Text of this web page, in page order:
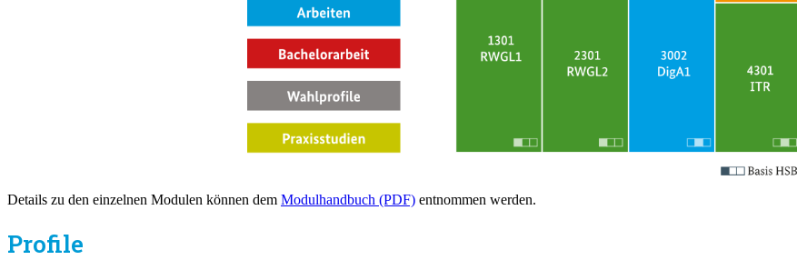
Details zu den einzelnen Modulen können dem Modulhandbuch (PDF) entnommen werden.
Profile